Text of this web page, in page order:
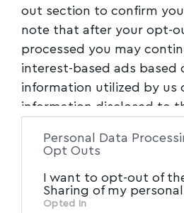
out section to confirm
note that after your opt-
processed you may
interest-based ads based
information utilized by us
information disclosed to
of the further disclosure
of downstream
information may also be
Personal Data
Opt Outs
I want to opt-out of
Sharing of my
Opted In